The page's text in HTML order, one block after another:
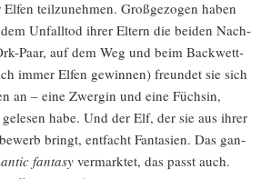
teil­zu­neh­men. Groß­ge­zo­gen haben
Unfall­tod ihrer Eltern die bei­den Nach­
Paar, auf dem Weg und beim Back­wett­
immer Elfen gewin­nen) freun­det sie sich
an – eine Zwer­gin und eine Füch­sin,
habe. Und der Elf, der sie aus ihrer
bringt, ent­facht Fan­ta­sien. Das gan­
fan­ta­syver­mark­tet, das passt auch.